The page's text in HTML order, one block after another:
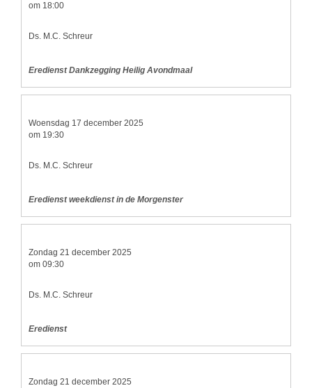
om 18:00
Ds. M.C. Schreur
Eredienst Dankzegging Heilig Avondmaal
Woensdag 17 december 2025
om 19:30
Ds. M.C. Schreur
Eredienst weekdienst in de Morgenster
Zondag 21 december 2025
om 09:30
Ds. M.C. Schreur
Eredienst
Zondag 21 december 2025